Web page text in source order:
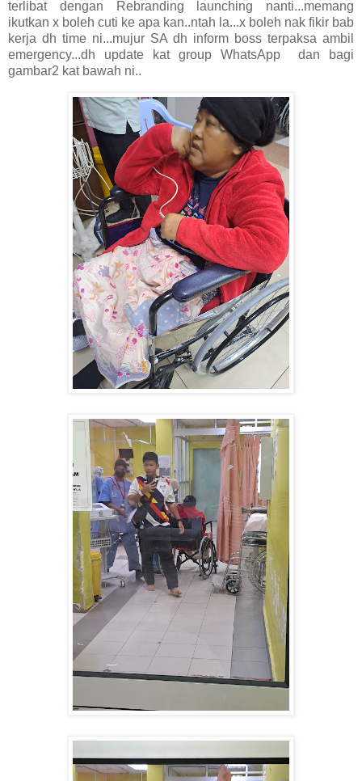
terlibat dengan Rebranding launching nanti...memang
ikutkan x boleh cuti ke apa kan..ntah la...x boleh nak fikir bab
kerja dh time ni...mujur SA dh inform boss terpaksa ambil
emergency...dh update kat group WhatsApp dan bagi
gambar2 kat bawah ni..